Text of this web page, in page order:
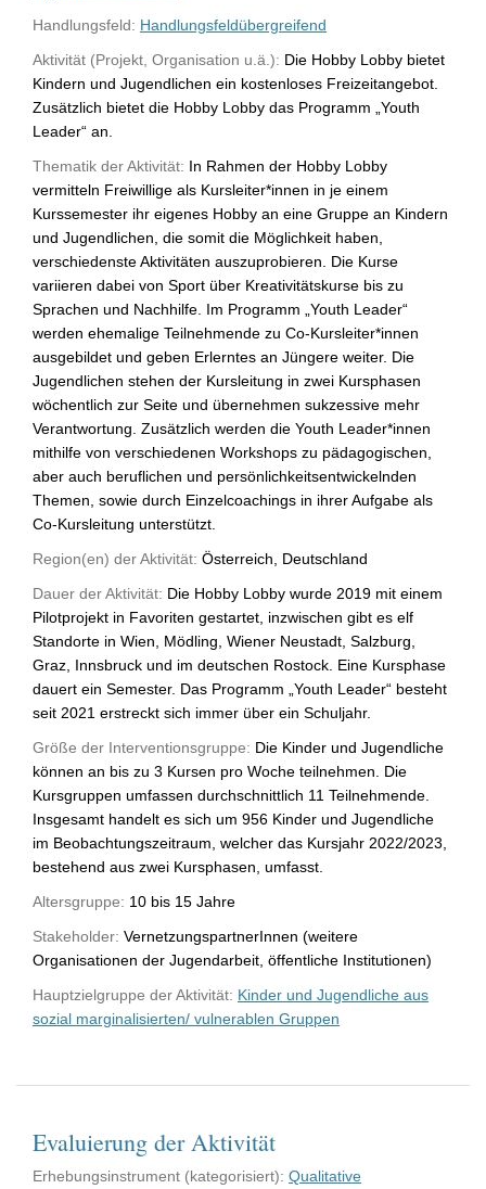
Handlungsfeld: Handlungsfeldübergreifend
Aktivität (Projekt, Organisation u.ä.): Die Hobby Lobby bietet
Kindern und Jugendlichen ein kostenloses Freizeitangebot.
Zusätzlich bietet die Hobby Lobby das Programm „Youth
Leader“ an.
Thematik der Aktivität: In Rahmen der Hobby Lobby
vermitteln Freiwillige als Kursleiter*innen in je einem
Kurssemester ihr eigenes Hobby an eine Gruppe an Kindern
und Jugendlichen, die somit die Möglichkeit haben,
verschiedenste Aktivitäten auszuprobieren. Die Kurse
variieren dabei von Sport über Kreativitätskurse bis zu
Sprachen und Nachhilfe. Im Programm „Youth Leader“
werden ehemalige Teilnehmende zu Co-Kursleiter*innen
ausgebildet und geben Erlerntes an Jüngere weiter. Die
Jugendlichen stehen der Kursleitung in zwei Kursphasen
wöchentlich zur Seite und übernehmen sukzessive mehr
Verantwortung. Zusätzlich werden die Youth Leader*innen
mithilfe von verschiedenen Workshops zu pädagogischen,
aber auch beruflichen und persönlichkeitsentwickelnden
Themen, sowie durch Einzelcoachings in ihrer Aufgabe als
Co-Kursleitung unterstützt.
Region(en) der Aktivität: Österreich, Deutschland
Dauer der Aktivität: Die Hobby Lobby wurde 2019 mit einem
Pilotprojekt in Favoriten gestartet, inzwischen gibt es elf
Standorte in Wien, Mödling, Wiener Neustadt, Salzburg,
Graz, Innsbruck und im deutschen Rostock. Eine Kursphase
dauert ein Semester. Das Programm „Youth Leader“ besteht
seit 2021 erstreckt sich immer über ein Schuljahr.
Größe der Interventionsgruppe: Die Kinder und Jugendliche
können an bis zu 3 Kursen pro Woche teilnehmen. Die
Kursgruppen umfassen durchschnittlich 11 Teilnehmende.
Insgesamt handelt es sich um 956 Kinder und Jugendliche
im Beobachtungszeitraum, welcher das Kursjahr 2022/2023,
bestehend aus zwei Kursphasen, umfasst.
Altersgruppe: 10 bis 15 Jahre
Stakeholder: VernetzungspartnerInnen (weitere
Organisationen der Jugendarbeit, öffentliche Institutionen)
Hauptzielgruppe der Aktivität: Kinder und Jugendliche aus
sozial marginalisierten/ vulnerablen Gruppen
Evaluierung der Aktivität
Erhebungsinstrument (kategorisiert): Qualitative